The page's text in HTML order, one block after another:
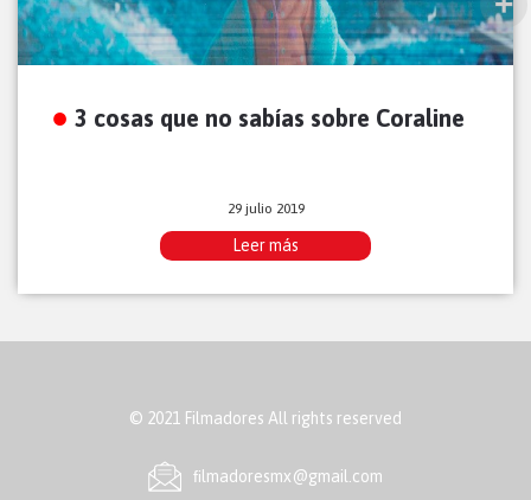
3 cosas que no sabías sobre Coraline
29 julio 2019
Leer más
© 2021 Filmadores All rights reserved
ﬁlmadoresmx@gmail.com